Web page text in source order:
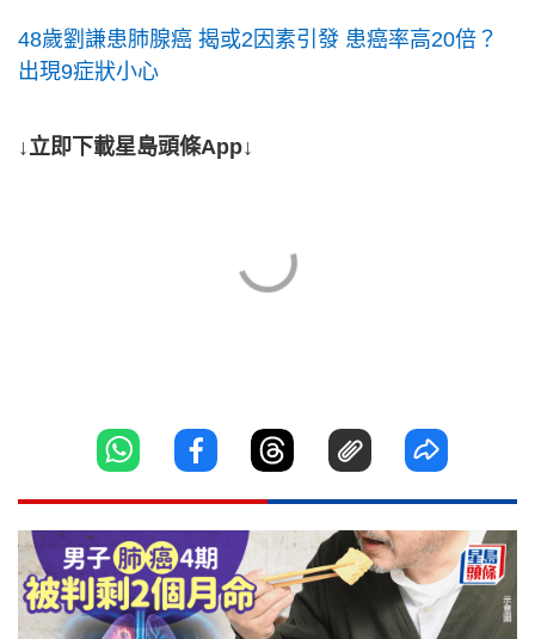
48歲劉謙患肺腺癌 揭或2因素引發 患癌率高20倍？
出現9症狀小心
↓立即下載星島頭條App↓